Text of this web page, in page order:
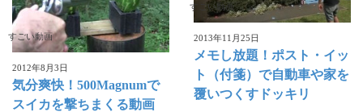
すごい動画
2012年8月3日
気分爽快！500Magnumで
スイカを撃ちまくる動画
すごい動画
2013年11月25日
メモし放題！ポスト・イッ
ト（付箋）で自動車や家を
覆いつくすドッキリ